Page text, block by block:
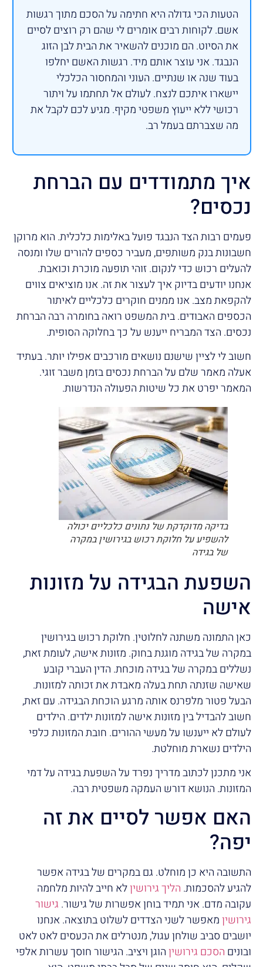
הטעות הכי גדולה היא חתימה על הסכם מתוך רגשות
אשם. לקוחות רבים אומרים לי שהם רק רוצים לסיים
את הסיוט. הם מוכנים להשאיר את הבית לבן הזוג
הנבגד. אני עוצר אותם מיד. רגשות האשם יחלפו
בעוד שנה או שנתיים. העוני והמחסור הכלכלי
יישארו איתכם לנצח. לעולם אל תחתמו על ויתור
רכושי ללא ייעוץ משפטי מקיף. מגיע לכם לקבל את
מה שצברתם בעמל רב.
איך מתמודדים עם הברחת
נכסים?
פעמים רבות הצד הנבגד פועל באלימות כלכלית. הוא מרוקן
חשבונות בנק משותפים, מעביר כספים להורים שלו ומנסה
להעלים רכוש כדי לנקום. זוהי תופעה מוכרת וכואבת.
אנחנו יודעים בדיוק איך לעצור את זה. אנו מוציאים צווים
להקפאת מצב. אנו ממנים חוקרים כלכליים לאיתור
הכספים האבודים. בית המשפט רואה בחומרה רבה הברחת
נכסים. הצד המבריח ייענש על כך בחלוקה הסופית.
חשוב לי לציין שישנם נושאים מורכבים אפילו יותר. בעתיד
אעלה מאמר שלם על הברחת נכסים בזמן משבר זוגי.
המאמר יפרט את כל שיטות הפעולה הנדרשות.
בדיקה מדוקדקת של נתונים כלכליים יכולה
להשפיע על חלוקת רכוש בגירושין במקרה
של בגידה
השפעת הבגידה על מזונות
אישה
כאן התמונה משתנה לחלוטין. חלוקת רכוש בגירושין
במקרה של בגידה מוגנת בחוק. מזונות אישה, לעומת זאת,
נשללים במקרה של בגידה מוכחת. הדין העברי קובע
שאישה שזנתה תחת בעלה מאבדת את זכותה למזונות.
הבעל פטור מלפרנס אותה מרגע הוכחת הבגידה. עם זאת,
חשוב להבדיל בין מזונות אישה למזונות ילדים. הילדים
לעולם לא ייענשו על מעשי ההורים. חובת המזונות כלפי
הילדים נשארת מוחלטת.
אני מתכנן לכתוב מדריך נפרד על השפעת בגידה על דמי
המזונות. הנושא דורש העמקה משפטית רבה.
האם אפשר לסיים את זה
יפה?
התשובה היא כן מוחלט. גם במקרים של בגידה אפשר
להגיע להסכמות. הליך גירושיןלא חייב להיות מלחמה
עקובה מדם. אני תמיד בוחן אפשרות של גישור. גישור
גירושיןמאפשר לשני הצדדים לשלוט בתוצאה. אנחנו
יושבים סביב שולחן עגול, מנטרלים את הכעסים לאט לאט
ובונים הסכם גירושיןהוגן ויציב. הגישור חוסך עשרות אלפי